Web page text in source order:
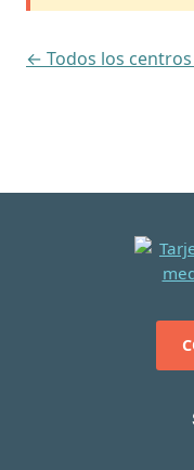
← Todos los